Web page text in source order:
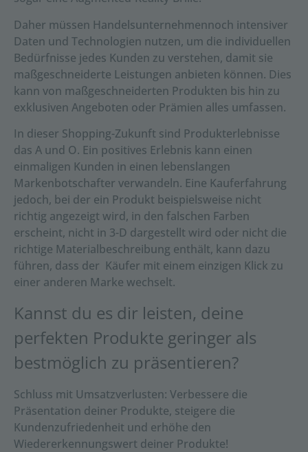
Daher müssen Handelsunternehmennoch intensiver
Daten und Technologien nutzen, um die individuellen
Bedürfnisse jedes Kunden zu verstehen, damit sie
maßgeschneiderte Leistungen anbieten können. Dies
kann von maßgeschneiderten Produkten bis hin zu
exklusiven Angeboten oder Prämien alles umfassen.
In dieser Shopping-Zukunft sind Produkterlebnisse
das A und O. Ein positives Erlebnis kann einen
einmaligen Kunden in einen lebenslangen
Markenbotschafter verwandeln. Eine Kauferfahrung
jedoch, bei der ein Produkt beispielsweise nicht
richtig angezeigt wird, in den falschen Farben
erscheint, nicht in 3-D dargestellt wird oder nicht die
richtige Materialbeschreibung enthält, kann dazu
führen, dass der Käufer mit einem einzigen Klick zu
einer anderen Marke wechselt.
Kannst du es dir leisten, deine
perfekten Produkte geringer als
bestmöglich zu präsentieren?
Schluss mit Umsatzverlusten: Verbessere die
Präsentation deiner Produkte, steigere die
Kundenzufriedenheit und erhöhe den
Wiedererkennungswert deiner Produkte!